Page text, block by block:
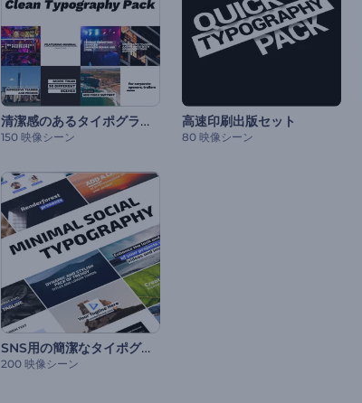
清潔感のあるタイポグラフィパック
150 映像シーン
高速印刷出版セット
80 映像シーン
SNS用の簡潔なタイポグラフィ
200 映像シーン